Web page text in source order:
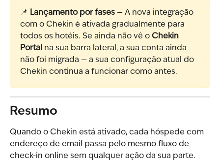
📌 Lançamento por fases — A nova integração
com o Chekin é ativada gradualmente para
todos os hotéis. Se ainda não vê o Chekin
Portal na sua barra lateral, a sua conta ainda
não foi migrada — a sua configuração atual do
Chekin continua a funcionar como antes.
Resumo
Quando o Chekin está ativado, cada hóspede com
endereço de email passa pelo mesmo fluxo de
check-in online sem qualquer ação da sua parte.